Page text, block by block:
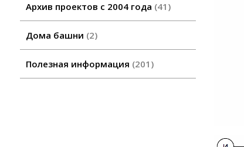
Архив проектов с 2004 года 41
Дома башни 2
Полезная информация 201